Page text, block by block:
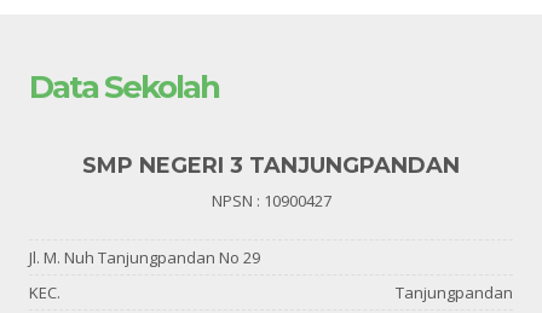
Data Sekolah
SMP NEGERI 3 TANJUNGPANDAN
NPSN : 10900427
Jl. M. Nuh Tanjungpandan No 29
KEC.
Tanjungpandan